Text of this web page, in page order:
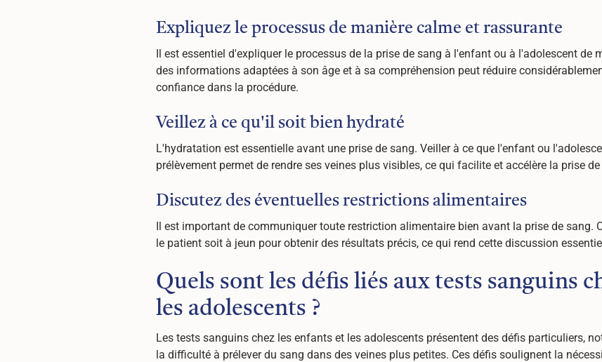
Expliquez le processus de manière calme et rassurante
Il est essentiel d'expliquer le processus de la prise de sang à l'enfant ou à l'adolescent de
des informations adaptées à son âge et à sa compréhension peut réduire
confiance dans la procédure.
Veillez à ce qu'il soit bien hydraté
L'hydratation est essentielle avant une prise de sang. Veiller à ce que l'enfant ou
prélèvement permet de rendre ses veines plus visibles, ce qui facilite et accélère la prise
Discutez des éventuelles restrictions alimentaires
Il est important de communiquer toute restriction alimentaire bien avant la prise de sang.
le patient soit à jeun pour obtenir des résultats précis, ce qui rend cette discussion
Quels sont les défis liés aux tests sanguins
les adolescents ?
Les tests sanguins chez les enfants et les adolescents présentent des défis particuliers,
la difficulté à prélever du sang dans des veines plus petites. Ces défis soulignent la